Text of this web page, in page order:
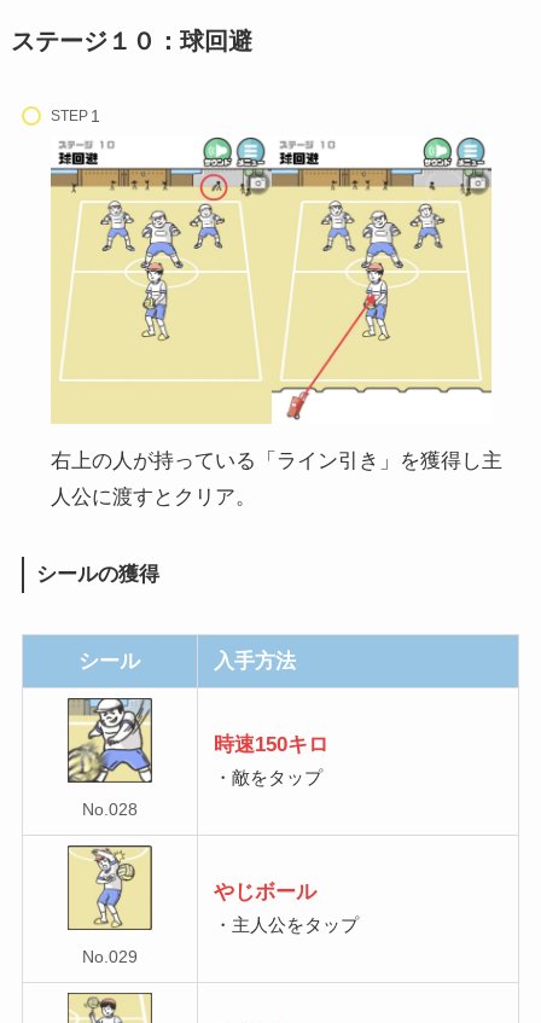
ステージ１０：球回避
STEP
右上の人が持っている「ライン引き」を獲得し主
人公に渡すとクリア。
シールの獲得
シール 入手方法
No.028
時速150キロ
・敵をタップ
No.029
やじボール
・主人公をタップ